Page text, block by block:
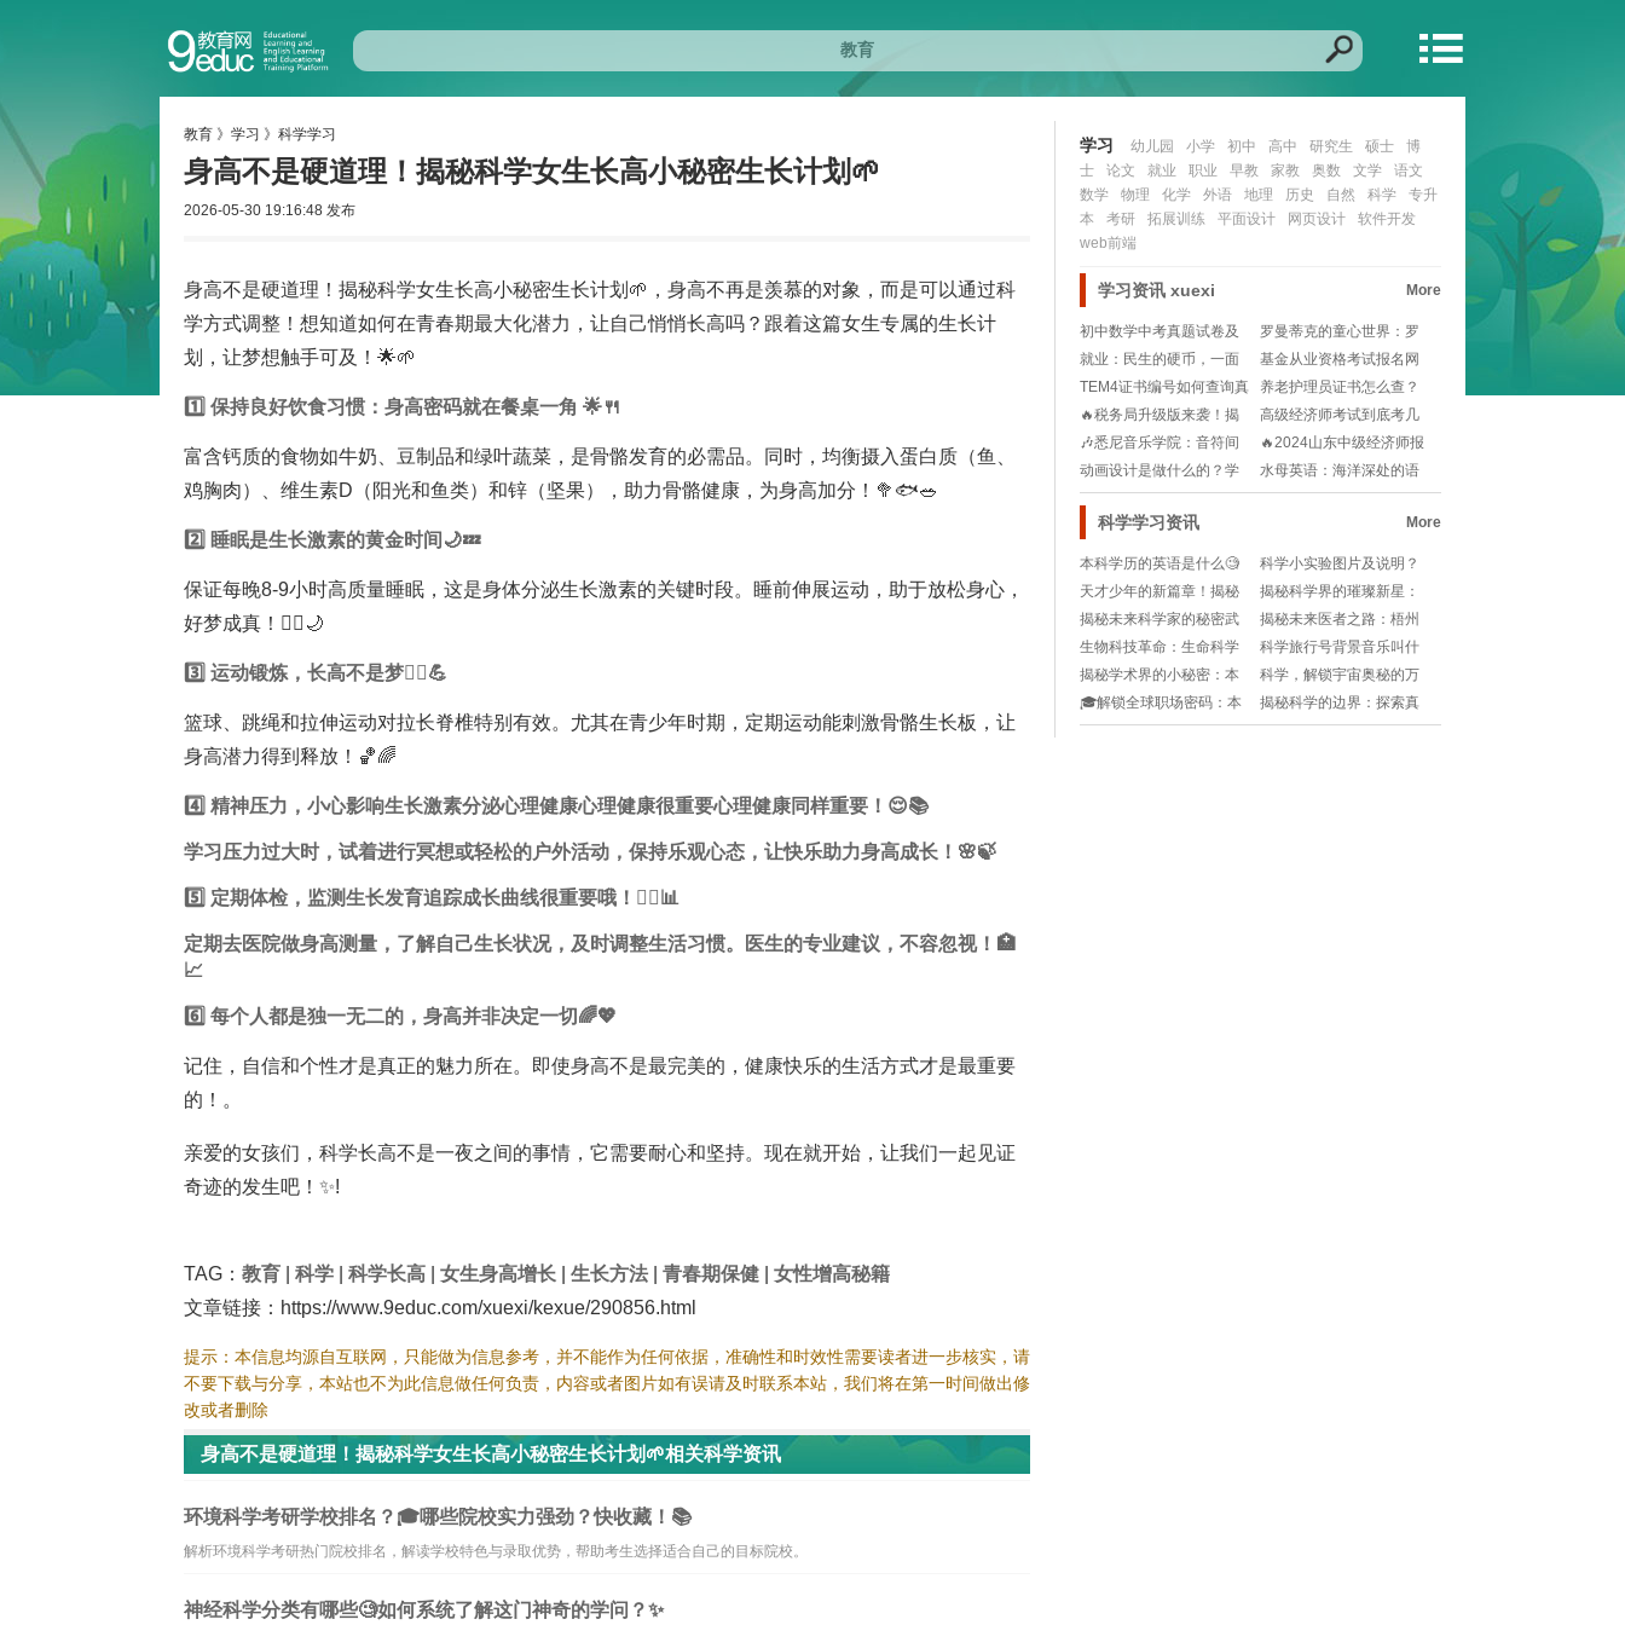
教育 》 学习 》 科学学习
身高不是硬道理！揭秘科学女生长高小秘密生长计划🌱
2026-05-30 19:16:48 发布
身高不是硬道理！揭秘科学女生长高小秘密生长计划🌱，身高不再是羡慕的对象，而是可以通过科
学方式调整！想知道如何在青春期最大化潜力，让自己悄悄长高吗？跟着这篇女生专属的生长计
划，让梦想触手可及！🌟🌱
1️⃣ 保持良好饮食习惯：身高密码就在餐桌一角 🌟🍴
富含钙质的食物如牛奶、豆制品和绿叶蔬菜，是骨骼发育的必需品。同时，均衡摄入蛋白质（鱼、
鸡胸肉）、维生素D（阳光和鱼类）和锌（坚果），助力骨骼健康，为身高加分！🥦🐟🥗
2️⃣ 睡眠是生长激素的黄金时间🌙💤
保证每晚8-9小时高质量睡眠，这是身体分泌生长激素的关键时段。睡前伸展运动，助于放松身心，
好梦成真！🧘‍♀️🌙
3️⃣ 运动锻炼，长高不是梦🏃‍♀️💪
篮球、跳绳和拉伸运动对拉长脊椎特别有效。尤其在青少年时期，定期运动能刺激骨骼生长板，让
身高潜力得到释放！🏀🌈
4️⃣ 精神压力，小心影响生长激素分泌心理健康心理健康很重要心理健康同样重要！😌📚
学习 压力过大时，试着进行冥想或轻松的户外活动，保持乐观心态，让快乐助力身高成长！🌸🍃
5️⃣ 定期体检，监测生长发育追踪成长曲线很重要哦！👩‍⚕️📊
定期去医院做身高测量，了解自己生长状况，及时调整生活习惯。医生的专业建议，不容忽视！🏥
📈
6️⃣ 每个人都是独一无二的，身高并非决定一切🌈💖
记住，自信和个性才是真正的魅力所在。即使身高不是最完美的，健康快乐的生活方式才是最重要
的！。
亲爱的女孩们，科学长高不是一夜之间的事情，它需要耐心和坚持。现在就开始，让我们一起见证
奇迹的发生吧！✨!
TAG： 教育 科学 科学长高 女生身高增长 生长方法 青春期保健
女性增高秘籍
文章链接：https://www.9educ.com/xuexi/kexue/290856.html
提示：本信息均源自互联网，只能做为信息参考，并不能作为任何依据，准确性和时效性需要读者进一步核实，请
不要下载与分享，本站也不为此信息做任何负责，内容或者图片如有误请及时联系本站，我们将在第一时间做出修
改或者删除
身高不是硬道理！揭秘科学女生长高小秘密生长计划🌱相关科学资讯
环境科学考研学校排名？🎓哪些院校实力强劲？快收藏！📚
解析环境科学考研热门院校排名，解读学校特色与录取优势，帮助考生选择适合自己的目标院校。
神经科学分类有哪些🧐如何系统了解这门神奇的学问？✨
学习 幼儿园 小学 初中 高中 研究生 硕士
博
士
论文 就业 职业 早教 家教 奥数 文学
语文
数学
物理 化学 外语 地理 历史 自然 科学
专升
本
考研 拓展训练 平面设计 网页设计
软件开发
web前端
学习资讯 xuexi More
初中数学中考真题试卷及
答案？📚如何高效利
罗曼蒂克的童心世界：罗
门幼儿园探秘👶🎨!
就业：民生的硬币，一面
是稳定，一面是梦想
基金从业资格考试报名网
在哪里？小白如何快
TEM4证书编号如何查询真
伪？大学英语专
养老护理员证书怎么查？
官网入口在哪？新手
🔥税务局升级版来袭！揭
秘自然人电子税务局
高级经济师考试到底考几
科？一次搞定备考规
🎶悉尼音乐学院：音符间
的艺术之旅🔍，梦想
🔥2024山东中级经济师报
考新规则大揭秘
动画设计是做什么的？学
动画设计能从事哪些
水母英语：海洋深处的语
言艺术|Morph
科学学习资讯 More
本科学历的英语是什么🧐
本科英文表述大全来了！
🎓
科学小实验图片及说明？
🧐在家也能玩的趣味科学
小实验，快来收藏吧！⚡️
天才少年的新篇章！揭秘
中国科学技术大学少年班
的神秘世界🎓🚀
揭秘科学界的璀璨新星：
发展中国家科学院院士的
崛起🌟🌍
揭秘未来科学家的秘密武
器：国际科学课程全景解
析🔬!
揭秘未来医者之路：梧州
医学高等专科学校探索之
旅🎓🔬
生物科技革命：生命科学
与技术学院的未来探索之
旅🚀🔬
科学旅行号背景音乐叫什
么🧐原来是这首超治愈的
曲子！🎵
揭秘学术界的小秘密：本
科学位证书，那些你不知
道的细节🔍!
科学，解锁宇宙奥秘的万
能钥匙🔑🔬
🎓解锁全球职场密码：本
科学历英文如何玩转全球
揭秘科学的边界：探索真
理与伪科学的分水岭🚀🔬